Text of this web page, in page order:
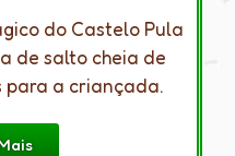
do Castelo Pula
de salto cheia de
para a criançada.